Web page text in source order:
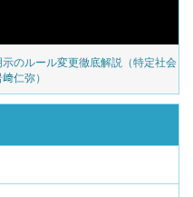
のルール変更徹底解説（特定社会
仁弥）